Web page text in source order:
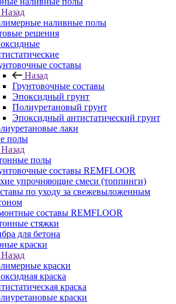
Назад
наливные полы
решения
составы
Назад
Грунтовочные составы
Эпоксидный грунт
Полиуретановый грунт
Эпоксидный антистатический грунт
лаки
полы
Назад
полы
составы REMFLOOR
упрочняющие смеси (топпинги)
по уходу за свежевыложенным
составы REMFLOOR
стяжки
для бетона
краски
Назад
краски
краска
краска
краски